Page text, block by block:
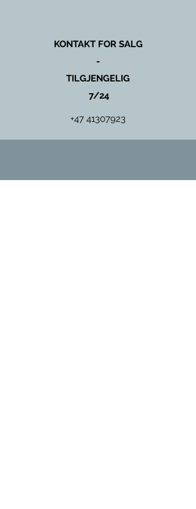
KONTAKT FOR SALG
-
TILGJENGELIG
7/24
+47 41307923